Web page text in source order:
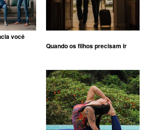
você
Quando os filhos precisam ir